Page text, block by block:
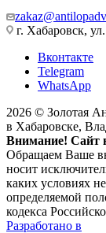
г. Хабаровск,
Вконтакте
Telegram
WhatsApp
2026 © Золотая
в Хабаровске,
Внимание! Сайт
Обращаем Ваше
носит
каких условиях
определяемой
кодекса
Разработано в